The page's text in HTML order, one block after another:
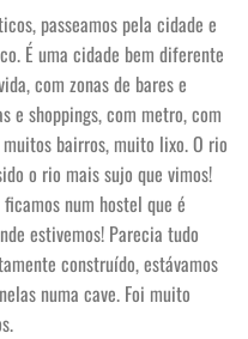
passeamos pela cidade e
É uma cidade bem diferente
com zonas de bares e
e shoppings, com metro, com
bairros, muito lixo. O rio
o rio mais sujo que vimos!
num hostel que é
estivemos! Parecia tudo
construído, estávamos
numa cave. Foi muito